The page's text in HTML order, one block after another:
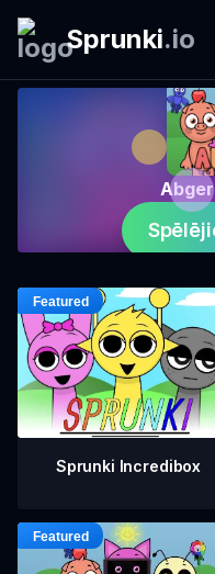
Sprunki.io
Sprunki Incredibox